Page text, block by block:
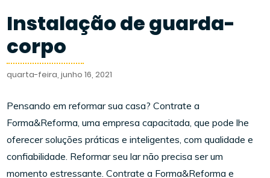
Instalação de guarda-
corpo
quarta-feira, junho 16, 2021
Pensando em reformar sua casa? Contrate a
Forma&Reforma, uma empresa capacitada, que pode lhe
oferecer soluções práticas e inteligentes, com qualidade e
confiabilidade. Reformar seu lar não precisa ser um
momento estressante. Contrate a Forma&Reforma e